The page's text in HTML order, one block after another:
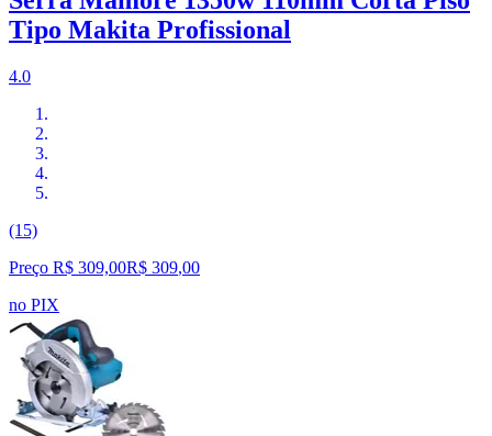
Tipo Makita Profissional
4.0
(15)
Preço R$ 309,00R$ 309,00
no PIX